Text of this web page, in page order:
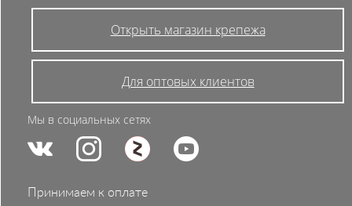
Открыть магазин крепежа
Для оптовых клиентов
Мы в социальных сетях
Принимаем к оплате